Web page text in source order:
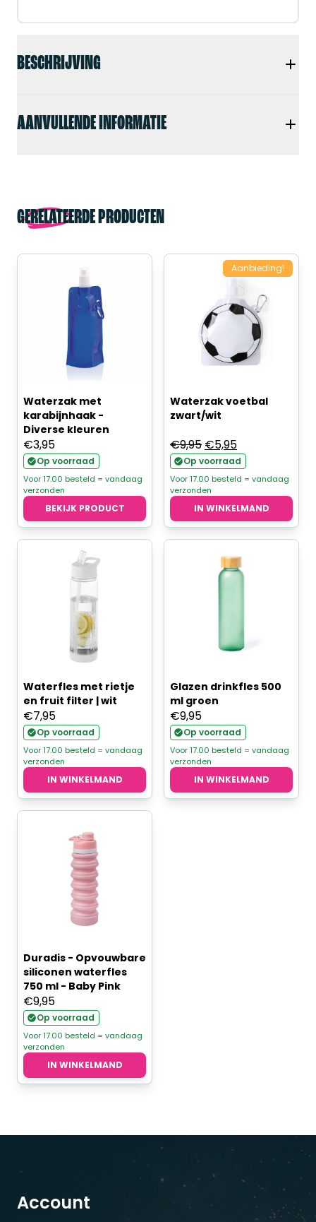
BESCHRIJVING
AANVULLENDE INFORMATIE
GERELATEERDE PRODUCTEN
Waterzak met
karabijnhaak -
Diverse kleuren
€3,95
Op voorraad
Voor 17.00 besteld = vandaag
verzonden
BEKIJK PRODUCT
Aanbieding!
Waterzak voetbal
zwart/wit
€9,95 Oorspronkelijke
prijs
was:
€9,95.
€5,95Huidige
prijs
is:
€5,95.
Op voorraad
Voor 17.00 besteld = vandaag
verzonden
IN WINKELMAND
Waterfles met rietje
en fruit filter | wit
€7,95
Op voorraad
Voor 17.00 besteld = vandaag
verzonden
IN WINKELMAND
Glazen drinkfles 500
ml groen
€9,95
Op voorraad
Voor 17.00 besteld = vandaag
verzonden
IN WINKELMAND
Duradis - Opvouwbare
siliconen waterfles
750 ml - Baby Pink
€9,95
Op voorraad
Voor 17.00 besteld = vandaag
verzonden
IN WINKELMAND
Account